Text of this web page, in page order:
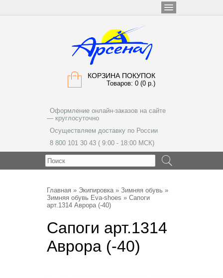
КОРЗИНА ПОКУПОК
Товаров: 0 (0 р.)
Оформление онлайн-заказов на сайте
— круглосуточно
Осуществляем доставку по России
8 800 101 30 43 ( 9:00 - 18:00 МСК)
Главная » Экипировка» Зимняя обувь »
Зимняя обувь Eva-shoes » Сапоги
арт.1314 Аврора (-40)
Сапоги арт.1314
Аврора (-40)